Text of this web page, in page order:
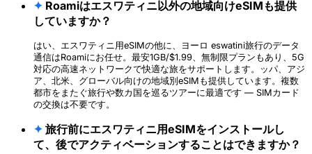
✦ Roamiはエスワティニ以外の地域向けeSIMも提供
していますか？
はい、エスワティニ用eSIMの他に、ヨーロ eswatini旅行のデータ
通信はRoamiにお任せ。最安1GB/$1.99、無制限プランもあり、5G
対応の高速ネットワークで快適な旅をサポートします。ッパ、アジ
ア、北米、グローバル向けの地域別eSIMも提供しています。複数
都市をまたぐ旅行や数カ国を巡るツアーに最適です — SIMカード
の交換は不要です。
✦ 旅行前にエスワティニ用eSIMをインストールし
て、後でアクティベーションすることはできますか？